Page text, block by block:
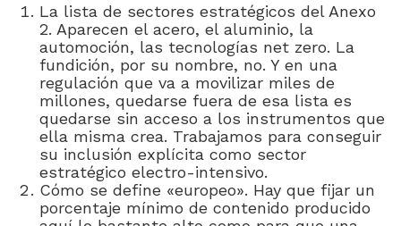
La lista de sectores estratégicos del Anexo
2. Aparecen el acero, el aluminio, la
automoción, las tecnologías net zero. La
fundición, por su nombre, no. Y en una
regulación que va a movilizar miles de
millones, quedarse fuera de esa lista es
quedarse sin acceso a los instrumentos que
ella misma crea. Trabajamos para conseguir
su inclusión explícita como sector
estratégico electro-intensivo.
Cómo se define «europeo». Hay que fijar un
porcentaje mínimo de contenido producido